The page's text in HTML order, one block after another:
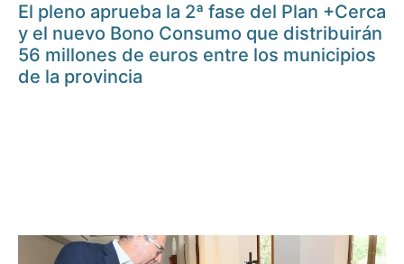
El pleno aprueba la 2ª fase del Plan +Cerca
y el nuevo Bono Consumo que distribuirán
56 millones de euros entre los municipios
de la provincia